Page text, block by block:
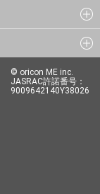
© oricon ME inc.
JASRAC許諾番号：
9009642140Y38026